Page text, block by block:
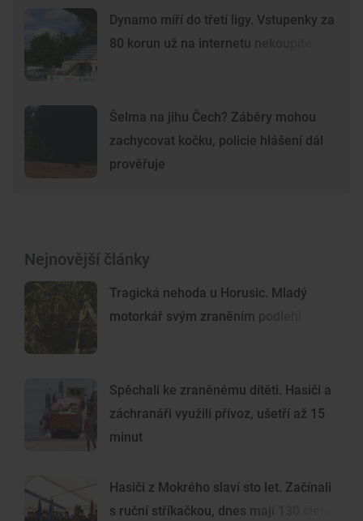
Dynamo míří do třetí ligy. Vstupenky za
80 korun už na internetu nekoupíte
Šelma na jihu Čech? Záběry mohou
zachycovat kočku, policie hlášení dál
prověřuje
Nejnovější články
Tragická nehoda u Horusic. Mladý
motorkář svým zraněním podlehl
Spěchali ke zraněnému dítěti. Hasiči a
záchranáři využili přívoz, ušetří až 15
minut
Hasiči z Mokrého slaví sto let. Začínali
s ruční stříkačkou, dnes mají 130 členů